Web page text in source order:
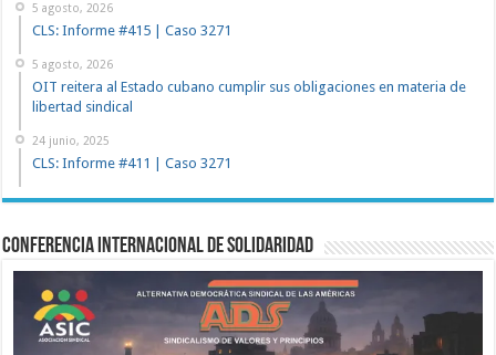
5 agosto, 2026
CLS: Informe #415 | Caso 3271
5 agosto, 2026
OIT reitera al Estado cubano cumplir sus obligaciones en materia de
libertad sindical
24 junio, 2025
CLS: Informe #411 | Caso 3271
Conferencia Internacional de Solidaridad